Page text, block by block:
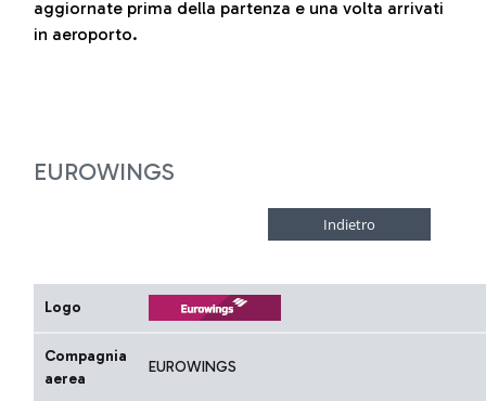
aggiornate prima della partenza e una volta arrivati
in aeroporto.
EUROWINGS
Logo
Compagnia
aerea
EUROWINGS